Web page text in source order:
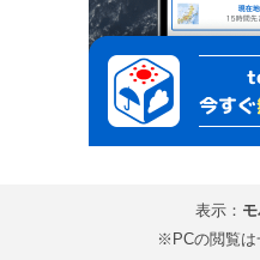
表示：
※PCの閲覧は